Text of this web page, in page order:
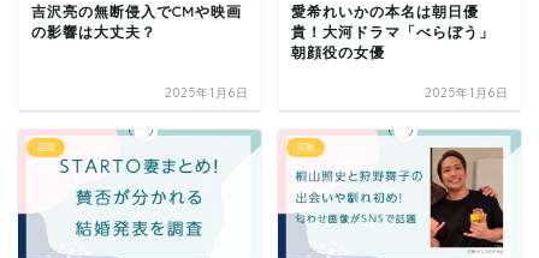
吉沢亮の無断侵入でCMや映画
の影響は大丈夫？
2025年1月6日
愛希れいかの本名は朝日優
貴！大河ドラマ「べらぼう」
朝顔役の女優
2025年1月6日
芸能 芸能